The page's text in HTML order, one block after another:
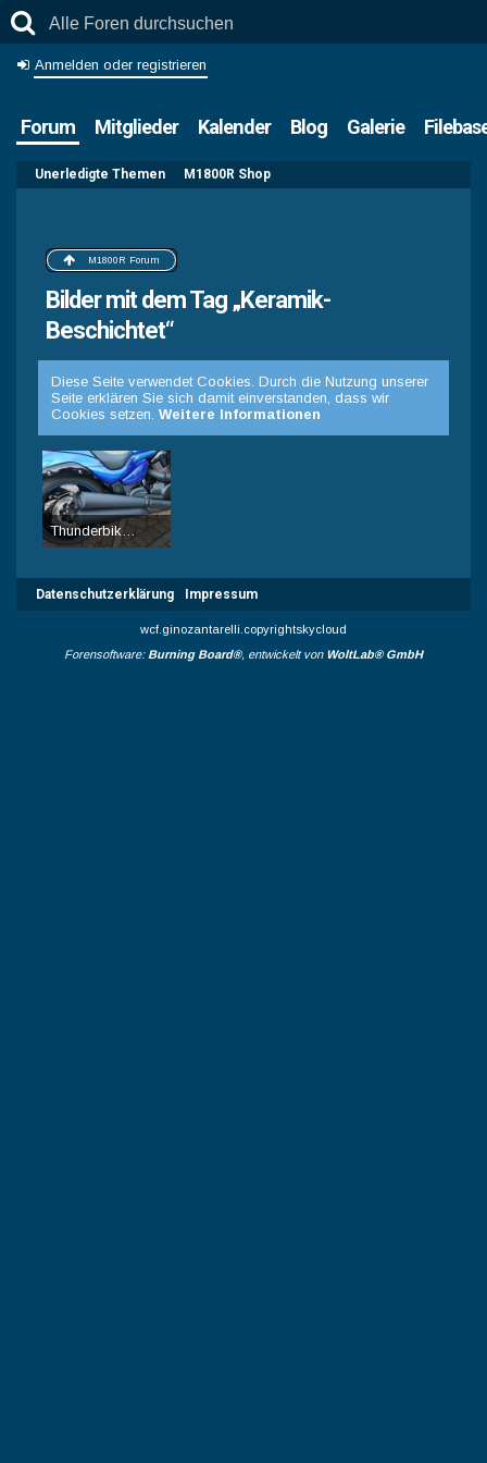
Anmelden oder registrieren
Forum Mitglieder Kalender Blog Galerie
Unerledigte Themen M1800R Shop
M1800R Forum
Bilder mit dem Tag „Keramik-
Beschichtet“
Diese Seite verwendet Cookies. Durch die Nutzung unserer
Seite erklären Sie sich damit einverstanden, dass wir
Cookies setzen. Weitere Informationen
Thunderbike Slash-Comp Black Edition, Keramik-Beschichtet
Troll-25. Oktober 2016, 20:34
Datenschutzerklärung Impressum
wcf.ginozantarelli.copyrightskycloud
Forensoftware: Burning Board®, entwickelt von WoltLab® GmbH